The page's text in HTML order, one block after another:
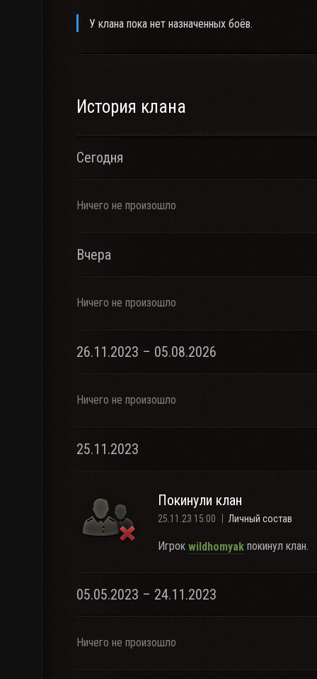
У клана пока нет назначенных боёв.
История клана
Сегодня
Ничего не произошло
Вчера
Ничего не произошло
26.11.2023 – 05.08.2026
Ничего не произошло
25.11.2023
Покинули клан
25.11.23 15:00 Личный состав
Игрок wildhomyak покинул клан.
05.05.2023 – 24.11.2023
Ничего не произошло